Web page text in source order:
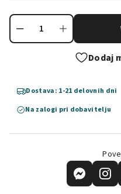
Dodaj
Dostava: 1-21 delovnih dni
Na zalogi pri dobavitelju